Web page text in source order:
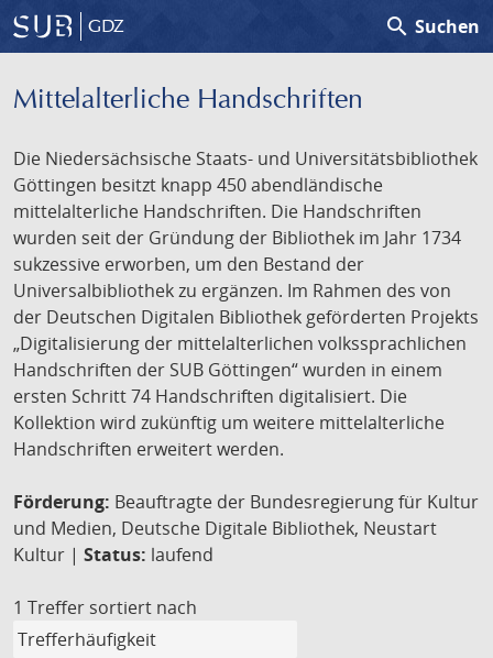
GDZ search Suchen
Mittelalterliche Handschriften
Die Niedersächsische Staats- und Universitätsbibliothek
Göttingen besitzt knapp 450 abendländische
mittelalterliche Handschriften. Die Handschriften
wurden seit der Gründung der Bibliothek im Jahr 1734
sukzessive erworben, um den Bestand der
Universalbibliothek zu ergänzen. Im Rahmen des von
der Deutschen Digitalen Bibliothek geförderten Projekts
„Digitalisierung der mittelalterlichen volkssprachlichen
Handschriften der SUB Göttingen“ wurden in einem
ersten Schritt 74 Handschriften digitalisiert. Die
Kollektion wird zukünftig um weitere mittelalterliche
Handschriften erweitert werden.
Förderung: Beauftragte der Bundesregierung für Kultur
und Medien, Deutsche Digitale Bibliothek, Neustart
Kultur | Status: laufend
1 Treffer sortiert nach